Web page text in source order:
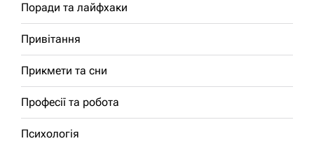
Поради та лайфхаки
Привітання
Прикмети та сни
Професії та робота
Психологія